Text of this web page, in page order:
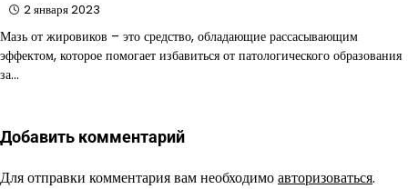
2 января 2023
Мазь от жировиков – это средство, обладающие рассасывающим
эффектом, которое помогает избавиться от патологического образования
за…
Добавить комментарий
Для отправки комментария вам необходимоавторизоваться.